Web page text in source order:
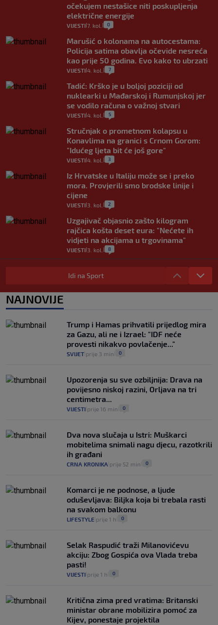
očekujem nestašice niti poskupljenja
električne energije
VIJESTI 7. kol. 0
Marušić o kolonama na autocestama:
Policija satima obavlja očevide nesreća
kao prije 50 godina. Evo kako to ubrzati
VIJESTI 4. kol. 7
Tadić: Krško je u boljoj poziciji od
nuklearki u Mađarskoj i Rumunjskoj jer
se vodilo računa o važnoj stvari
VIJESTI 4. kol. 5
Stručnjak o prometnom kolapsu u
Konavlima na granici s Crnom Gorom:
"Idućeg ljeta bit će još gore"
VIJESTI 4. kol. 3
Iz Hrvatske u Italiju može se i preko
mora. Provjerili smo brodske linije i
cijene
VIJESTI 3. kol. 2
Uzgajivač objasnio zašto kilogram
rajčica košta deset eura: "Nećete ih
vidjeti na akcijama u trgovinama"
VIJESTI 3. kol. 8
Selidba je jedno od stresnijih iskustava.
Evo aktualnih cijena i nekoliko savjeta
0
automobilom na Hvar iz Zagreba, a
koliko iz Osijeka
2. kol. 14
Idi na Sport
NAJNOVIJE
Trump i Hamas prihvatili prijedlog mira
za Gazu, ali ne i Izrael: "IDF neće
provesti nikakvo povlačenje..."
SVIJET prije 3 min 0
Upozorenja su sve ozbiljnija: Drava na
povijesno niskoj razini, Orljava na tri
centimetra...
VIJESTI prije 16 min 0
Dva nova slučaja u Istri: Muškarci
mobitelima snimali nagu djecu, razotkrili
ih građani
CRNA KRONIKA prije 52 min 0
Komarci je ne podnose, a ljude
oduševljava: Biljka koja bi trebala rasti
na svakom balkonu
LIFESTYLE prije 1 h 0
Selak Raspudić traži Milanovićevu
akciju: Zbog Gospića ova Vlada treba
pasti!
VIJESTI prije 1 h 0
Kritična zima pred vratima: Britanski
ministar obrane mobilizira pomoć za
Kijev, ponestaje projektila